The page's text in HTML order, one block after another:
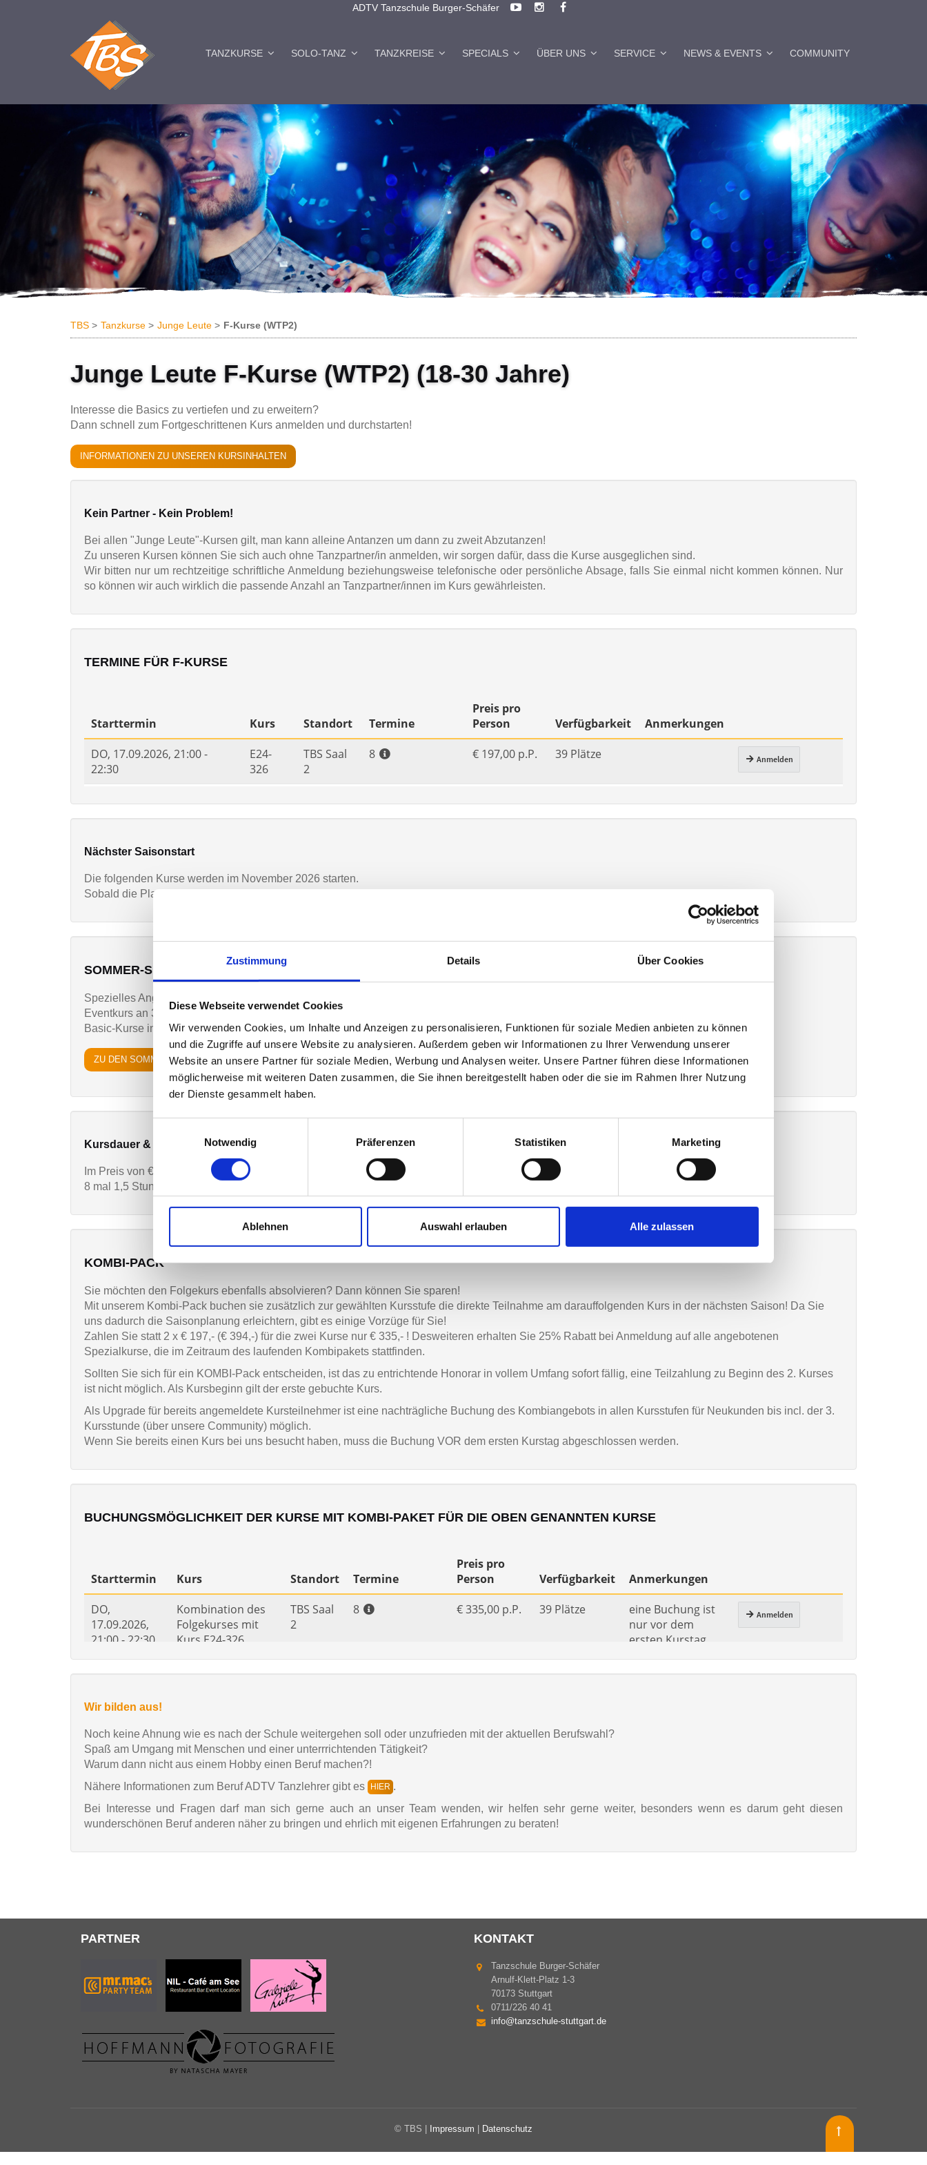
Zustimmung Details Über Cookies
Diese Webseite verwendet Cookies
Wir verwenden Cookies, um Inhalte und Anzeigen zu personalisieren, Funktionen für soziale Medien anbieten zu können
und die Zugriffe auf unsere Website zu analysieren. Außerdem geben wir Informationen zu Ihrer Verwendung unserer
Website an unsere Partner für soziale Medien, Werbung und Analysen weiter. Unsere Partner führen diese Informationen
möglicherweise mit weiteren Daten zusammen, die Sie ihnen bereitgestellt haben oder die sie im Rahmen Ihrer Nutzung
der Dienste gesammelt haben.
Notwendig
Präferenzen Statistiken Marketing
Ablehnen Auswahl erlauben Alle zulassen
ADTV Tanzschule Burger-Schäfer
TANZKURSE SOLO-TANZ TANZKREISE SPECIALS ÜBER UNS SERVICE NEWS & EVENTS COMMUNITY
TBS Tanzkurse Junge Leute F-Kurse (WTP2)
Junge Leute F-Kurse (WTP2) (18-30 Jahre)
Interesse die Basics zu vertiefen und zu erweitern?
Dann schnell zum Fortgeschrittenen Kurs anmelden und durchstarten!
INFORMATIONEN ZU UNSEREN KURSINHALTEN
Kein Partner - Kein Problem!
Bei allen "Junge Leute"-Kursen gilt, man kann alleine Antanzen um dann zu zweit Abzutanzen!
Zu unseren Kursen können Sie sich auch ohne Tanzpartner/in anmelden, wir sorgen dafür, dass die Kurse ausgeglichen sind.
Wir bitten nur um rechtzeitige schriftliche Anmeldung beziehungsweise telefonische oder persönliche Absage, falls Sie einmal nicht kommen können. Nur
so können wir auch wirklich die passende Anzahl an Tanzpartner/innen im Kurs gewährleisten.
TERMINE FÜR F-KURSE
Nächster Saisonstart
Die folgenden Kurse werden im November 2026 starten.
Sobald die Planung abgeschlossen ist, finden Sie hier die genauen Termine.
SOMMER-SPECIAL
Spezielles Angebot, nur in den Sommerferien, Grund- und F-Kurs in je nur einer Woche!
Eventkurs an 3 aufeinander folgenden Tagen!
Basic-Kurse in Tango Argentino, Discofox, Salsa und West Coast Swing an je vier aufeinander folgenden Tagen!
ZU DEN SOMMER-SPECIALS
Kursdauer & Kosten
Im Preis von € 197,- pro Person sind enthalten:
8 mal 1,5 Stunden Unterricht (inklusive ca. 15 min Pause)
KOMBI-PACK
Sie möchten den Folgekurs ebenfalls absolvieren? Dann können Sie sparen!
Mit unserem Kombi-Pack buchen sie zusätzlich zur gewählten Kursstufe die direkte Teilnahme am darauffolgenden Kurs in der nächsten Saison! Da Sie
uns dadurch die Saisonplanung erleichtern, gibt es einige Vorzüge für Sie!
Zahlen Sie statt 2 x € 197,- (€ 394,-) für die zwei Kurse nur € 335,- ! Desweiteren erhalten Sie 25% Rabatt bei Anmeldung auf alle angebotenen
Spezialkurse, die im Zeitraum des laufenden Kombipakets stattfinden.
Sollten Sie sich für ein KOMBI-Pack entscheiden, ist das zu entrichtende Honorar in vollem Umfang sofort fällig, eine Teilzahlung zu Beginn des 2. Kurses
ist nicht möglich. Als Kursbeginn gilt der erste gebuchte Kurs.
Als Upgrade für bereits angemeldete Kursteilnehmer ist eine nachträgliche Buchung des Kombiangebots in allen Kursstufen für Neukunden bis incl. der 3.
Kursstunde (über unsere Community) möglich.
Wenn Sie bereits einen Kurs bei uns besucht haben, muss die Buchung VOR dem ersten Kurstag abgeschlossen werden.
BUCHUNGSMÖGLICHKEIT DER KURSE MIT KOMBI-PAKET FÜR DIE OBEN GENANNTEN KURSE
Wir bilden aus!
Noch keine Ahnung wie es nach der Schule weitergehen soll oder unzufrieden mit der aktuellen Berufswahl?
Spaß am Umgang mit Menschen und einer unterrrichtenden Tätigkeit?
Warum dann nicht aus einem Hobby einen Beruf machen?!
Nähere Informationen zum Beruf ADTV Tanzlehrer gibt es
HIER .
Bei Interesse und Fragen darf man sich gerne auch an unser Team wenden, wir helfen sehr gerne weiter, besonders wenn es darum geht diesen
wunderschönen Beruf anderen näher zu bringen und ehrlich mit eigenen Erfahrungen zu beraten!
PARTNER KONTAKT
Tanzschule Burger-Schäfer
Arnulf-Klett-Platz 1-3
70173 Stuttgart
0711/226 40 41
info@tanzschule-stuttgart.de
© TBS | Impressum Datenschutz